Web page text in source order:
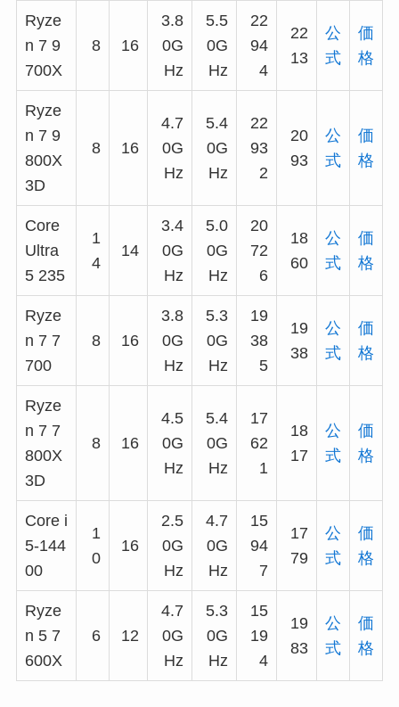
Ryze
n 7 9
700X
8 16
3.8
0G
Hz
5.5
0G
Hz
22
94
4
22
13
公
式
価
格
Ryze
n 7 9
800X
3D
8 16
4.7
0G
Hz
5.4
0G
Hz
22
93
2
20
93
公
式
価
格
Core
Ultra
5 235
1
4
14
3.4
0G
Hz
5.0
0G
Hz
20
72
6
18
60
公
式
価
格
Ryze
n 7 7
700
8 16
3.8
0G
Hz
5.3
0G
Hz
19
38
5
19
38
公
式
価
格
Ryze
n 7 7
800X
3D
8 16
4.5
0G
Hz
5.4
0G
Hz
17
62
1
18
17
公
式
価
格
Core i
5-144
00
1
0
16
2.5
0G
Hz
4.7
0G
Hz
15
94
7
17
79
公
式
価
格
Ryze
n 5 7
600X
6 12
4.7
0G
Hz
5.3
0G
Hz
15
19
4
19
83
公
式
価
格